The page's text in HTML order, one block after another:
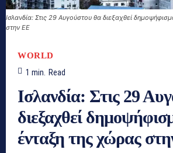
Ισλανδία: Στις 29 Αυγούστου θα διεξαχθεί
στην ΕΕ
WORLD
1 min. Read
Ισλανδία: Στις 29
διεξαχθεί
ένταξη της χώρας